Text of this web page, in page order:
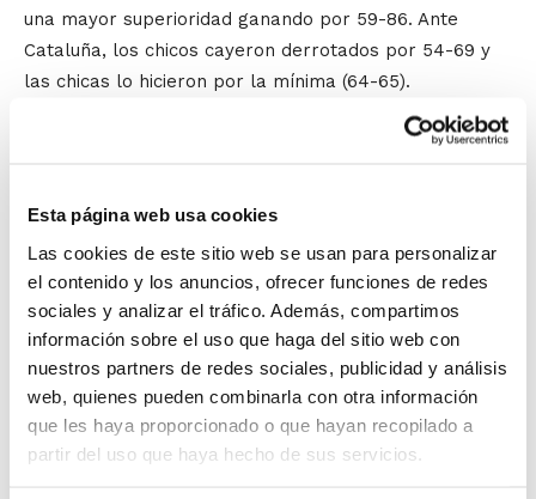
Esta página web usa cookies
Las cookies de este sitio web se usan para personalizar
el contenido y los anuncios, ofrecer funciones de redes
sociales y analizar el tráfico. Además, compartimos
información sobre el uso que haga del sitio web con
nuestros partners de redes sociales, publicidad y análisis
web, quienes pueden combinarla con otra información
que les haya proporcionado o que hayan recopilado a
partir del uso que haya hecho de sus servicios.
una mayor superioridad ganando por 59-86. Ante
Cataluña, los chicos cayeron derrotados por 54-69 y
las chicas lo hicieron por la mínima (64-65).
Ferrán Pizcueta, se ha
tenido, aunque el resultado ante Cataluña no haya sido
entrenadores nos ha servido mucho para ir perfilando
los quintetos ideales de cada periodo, para ver
nuestros puntos fuertes y también sobre qué aspectos
debemos centrar la atención en la próxima
concentración porque los tenemos que mejorar. El
Torneo también ha sido muy importante porque sirve a
los jugadores como toma de contacto en lo que es